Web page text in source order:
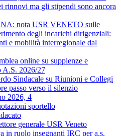
rinnovi ma gli stipendi sono ancora
nota USR VENETO sulle
degli incarichi dirigenziali:
e mobilità interregionale dal
online su supplenze e
A.S. 2026/27
Sindacale su Riunioni e Collegi
passo verso il silenzio
2026, 4
sportello
generale USR Veneto
in ruolo insegnanti IRC per a.s.